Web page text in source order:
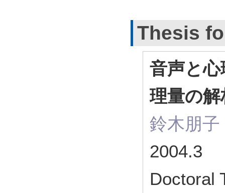
Thesis
音声と
理量の解
鈴木朋子
2004.3